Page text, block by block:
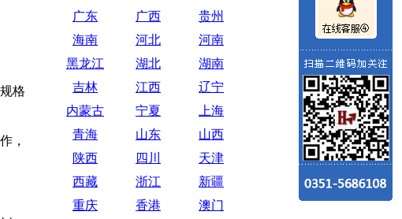
格
，
广东
广西
贵州
海南
河北
河南
黑龙江
湖北
湖南
吉林
江西
辽宁
内蒙古
宁夏
上海
青海
山东
山西
陕西
四川
天津
西藏
浙江
新疆
重庆
香港
澳门